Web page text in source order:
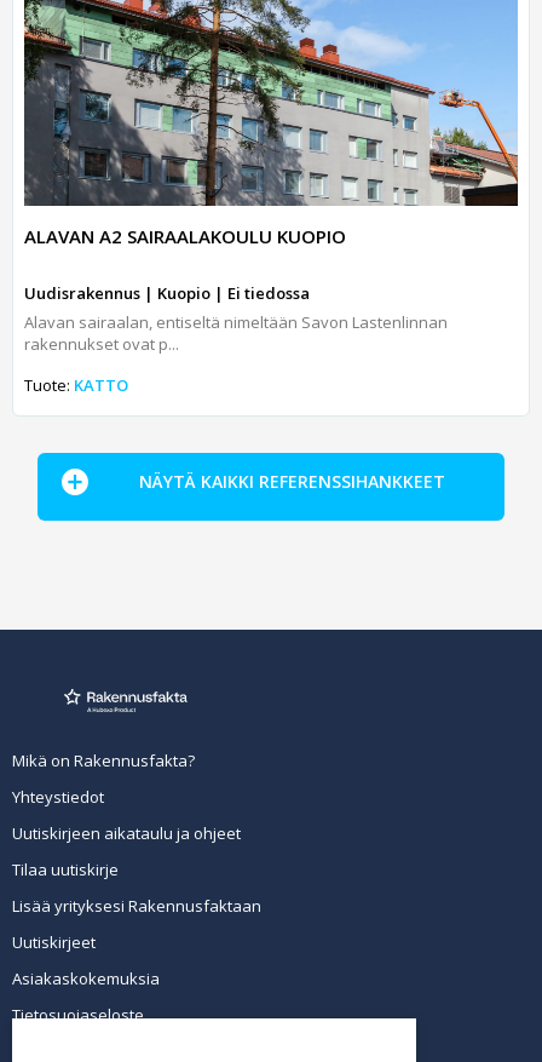
ALAVAN A2 SAIRAALAKOULU KUOPIO
Uudisrakennus | Kuopio | Ei tiedossa
Alavan sairaalan, entiseltä nimeltään Savon Lastenlinnan
rakennukset ovat p...
Tuote: KATTO
NÄYTÄ KAIKKI REFERENSSIHANKKEET
Mikä on Rakennusfakta?
Yhteystiedot
Uutiskirjeen aikataulu ja ohjeet
Tilaa uutiskirje
Lisää yrityksesi Rakennusfaktaan
Uutiskirjeet
Asiakaskokemuksia
Tietosuojaseloste